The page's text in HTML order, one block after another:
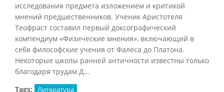
исследования предмета изложением и критикой
мнений предшественников. Ученик Аристотеля
Теофраст составил первый доксографический
компендиум «Физические мнения», включающий в
себя философские учения от Фалеса до Платона.
Некоторые школы ранней античности известны только
благодаря трудам Д...
Tags:
Литература